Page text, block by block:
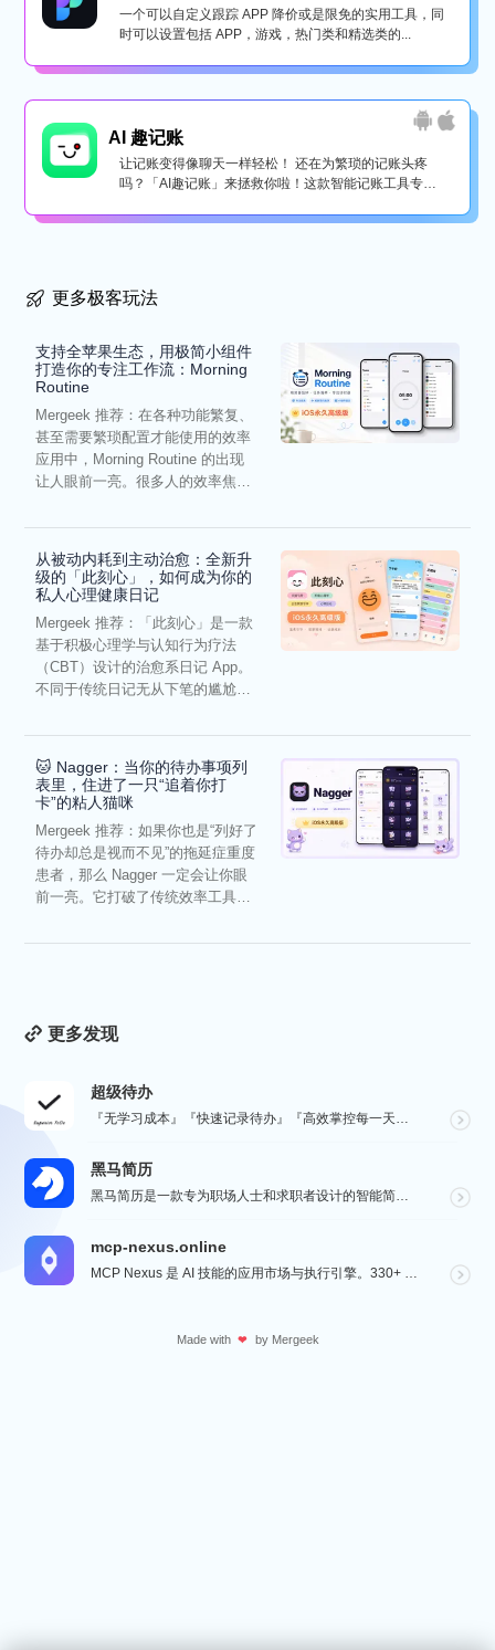
一个可以自定义跟踪 APP 降价或是限免的实用工具，同
时可以设置包括 APP，游戏，热门类和精选类的...
AI 趣记账
让记账变得像聊天一样轻松！ 还在为繁琐的记账头疼
吗？「AI趣记账」来拯救你啦！这款智能记账工具专为
更多极客玩法
支持全苹果生态，用极简小组件
打造你的专注工作流：Morning
Routine
Mergeek 推荐：在各种功能繁复、
甚至需要繁琐配置才能使用的效率
应用中，Morning Routine 的出现
让人眼前一亮。很多人的效率焦
从被动内耗到主动治愈：全新升
级的「此刻心」，如何成为你的
私人心理健康日记
Mergeek 推荐：「此刻心」是一款
基于积极心理学与认知行为疗法
（CBT）设计的治愈系日记 App。
不同于传统日记无从下笔的尴尬，
🐱 Nagger：当你的待办事项列
表里，住进了一只“追着你打
卡”的粘人猫咪
Mergeek 推荐：如果你也是“列好了
待办却总是视而不见”的拖延症重度
患者，那么 Nagger 一定会让你眼
前一亮。它打破了传统效率工具冰
更多发现
超级待办
『无学习成本』『快速记录待办』『高效掌控每一天』『桌面小组件交互』『自动数据同步备份』
黑马简历
黑马简历是一款专为职场人士和求职者设计的智能简历助手，旨在帮助用户快速打造专业、高效的求职简历。通过...
mcp-nexus.online
MCP Nexus 是 AI 技能的应用市场与执行引擎。330+ 即装即用技能（财务对账、合同审查、...
Made with ❤ by Mergeek